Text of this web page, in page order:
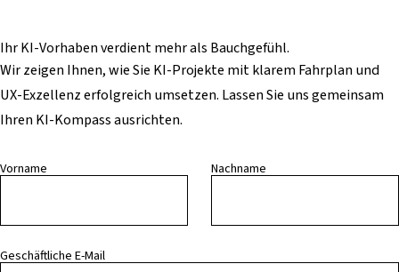
Ihr KI-Vorhaben verdient mehr als Bauchgefühl.
Wir zeigen Ihnen, wie Sie KI-Projekte mit klarem Fahrplan und
UX-Exzellenz erfolgreich umsetzen. Lassen Sie uns gemeinsam
Ihren KI-Kompass ausrichten.
Vorname Nachname
Geschäftliche E-Mail